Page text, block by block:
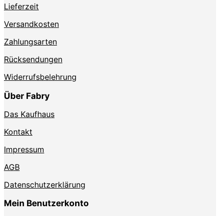
Lieferzeit
Versandkosten
Zahlungsarten
Rücksendungen
Widerrufsbelehrung
Über Fabry
Das Kaufhaus
Kontakt
Impressum
AGB
Datenschutzerklärung
Mein Benutzerkonto